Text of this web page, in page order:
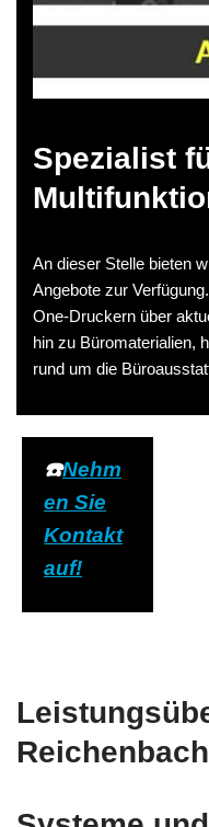
Spezialist
An dieser Stelle bieten
Angebote zur
One-Druckern über
hin zu Büromaterialien,
rund um die
☎️Nehm
en Sie
Kontakt
auf!